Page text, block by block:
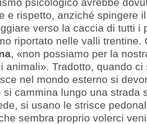
e rispetto, anziché spingere
verso la caccia di tutti i
riportato nelle valli trentine.
, «non possiamo per la
animali». Tradotto, quando ci
nel mondo esterno si
si cammina lungo una strada
si usano le strisce
sembra proprio volerci